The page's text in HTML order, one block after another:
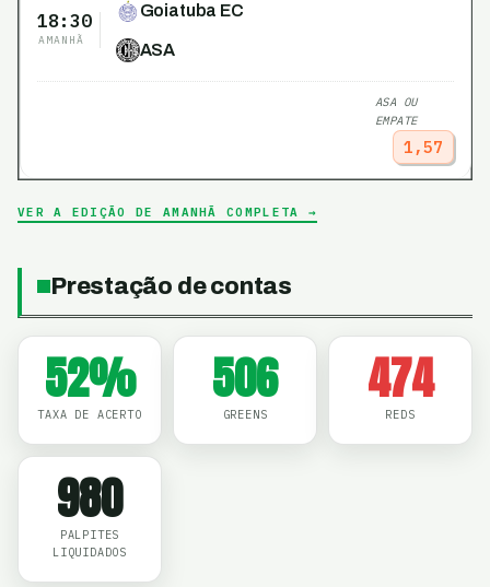
18:30
AMANHÃ
Goiatuba EC
ASA
ASA OU
EMPATE
1,57
VER A EDIÇÃO DE AMANHÃ COMPLETA →
Prestação de contas
52%
TAXA DE ACERTO
506
GREENS
474
REDS
980
PALPITES
LIQUIDADOS